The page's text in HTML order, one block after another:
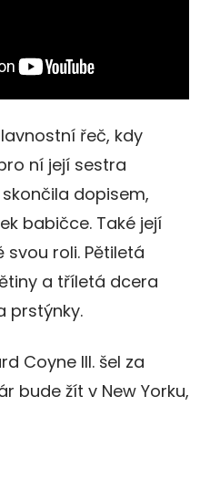
řeč, kdy
ní její sestra
dopisem,
babičce. Také její
roli. Pětiletá
a tříletá dcera
prstýnky.
Coyne III. šel za
bude žít v New Yorku,